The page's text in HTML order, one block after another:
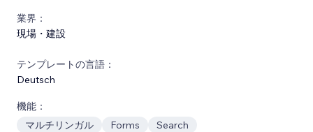
業界：
現場・建設
テンプレートの言語：
Deutsch
機能：
マルチリンガル
Forms Search